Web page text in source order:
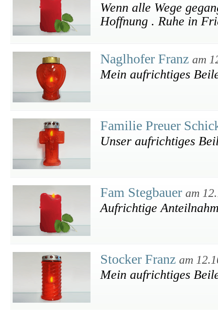
Wenn alle Wege
Hoffnung . Ruhe in
Naglhofer Franz am
Mein aufrichtiges
Familie Preuer
Unser aufrichtiges
Fam Stegbauer am
Aufrichtige
Stocker Franz am
Mein aufrichtiges